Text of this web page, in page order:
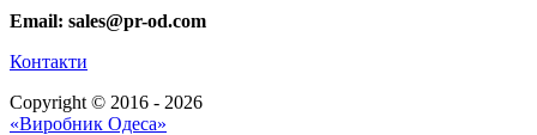
Email: sales@pr-od.com
Контакти
Copyright © 2016 - 2026
«Виробник Одеса»